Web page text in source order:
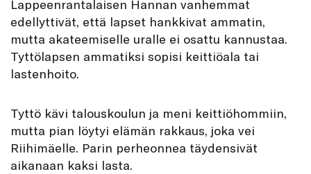
Lappeenrantalaisen Hannan vanhemmat
edellyttivät, että lapset hankkivat ammatin,
mutta akateemiselle uralle ei osattu kannustaa.
Tyttölapsen ammatiksi sopisi keittiöala tai
lastenhoito.
Tyttö kävi talouskoulun ja meni keittiöhommiin,
mutta pian löytyi elämän rakkaus, joka vei
Riihimäelle. Parin perheonnea täydensivät
aikanaan kaksi lasta.